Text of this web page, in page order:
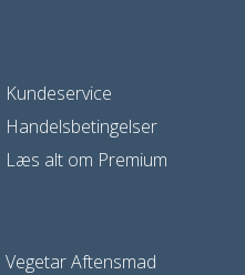
Kundeservice
Handelsbetingelser
Læs alt om Premium
Vegetar Aftensmad